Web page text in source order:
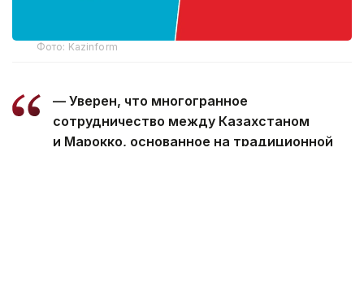
Фото: Kazinform
— Уверен, что многогранное
сотрудничество между Казахстаном
и Марокко, основанное на традиционной